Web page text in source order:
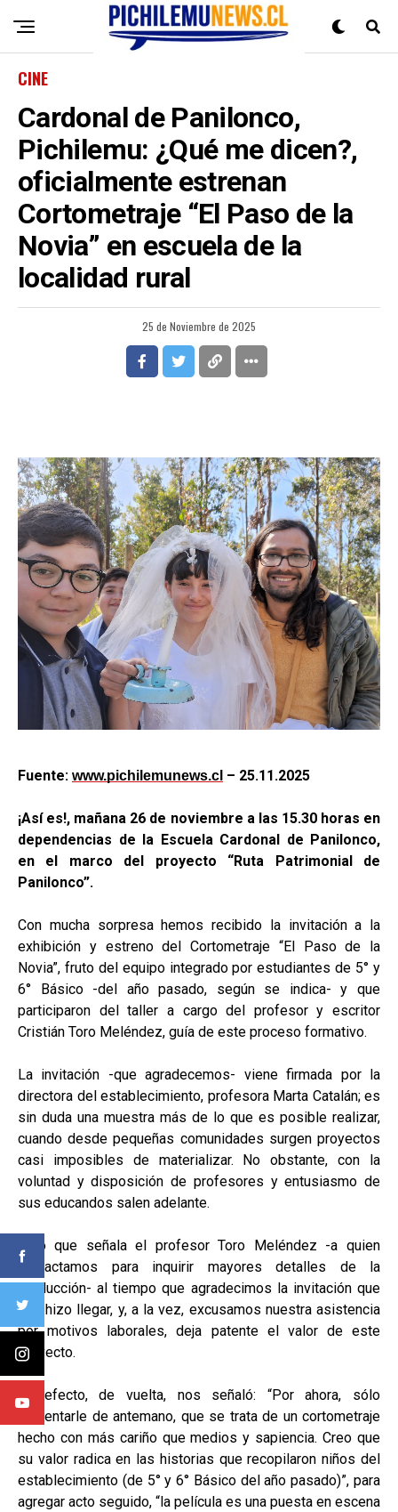
CINE
Cardonal de Panilonco,
Pichilemu: ¿Qué me dicen?,
oficialmente estrenan
Cortometraje “El Paso de la
Novia” en escuela de la
localidad rural
25 de Noviembre de 2025
Fuente: www.pichilemunews.cl – 25.11.2025
¡Así es!, mañana 26 de noviembre a las 15.30 horas en
dependencias de la Escuela Cardonal de Panilonco,
en el marco del proyecto “Ruta Patrimonial de
Panilonco”.
Con mucha sorpresa hemos recibido la invitación a la
exhibición y estreno del Cortometraje “El Paso de la
Novia”, fruto del equipo integrado por estudiantes de 5° y
6° Básico -del año pasado, según se indica- y que
participaron del taller a cargo del profesor y escritor
Cristián Toro Meléndez, guía de este proceso formativo.
La invitación -que agradecemos- viene firmada por la
directora del establecimiento, profesora Marta Catalán; es
sin duda una muestra más de lo que es posible realizar,
cuando desde pequeñas comunidades surgen proyectos
casi imposibles de materializar. No obstante, con la
voluntad y disposición de profesores y entusiasmo de
sus educandos salen adelante.
Y lo que señala el profesor Toro Meléndez -a quien
contactamos para inquirir mayores detalles de la
producción- al tiempo que agradecimos la invitación que
nos hizo llegar, y, a la vez, excusamos nuestra asistencia
por motivos laborales, deja patente el valor de este
proyecto.
En efecto, de vuelta, nos señaló: “Por ahora, sólo
comentarle de antemano, que se trata de un cortometraje
hecho con más cariño que medios y sapiencia. Creo que
su valor radica en las historias que recopilaron niños del
establecimiento (de 5° y 6° Básico del año pasado)”, para
agregar acto seguido, “la película es una puesta en escena